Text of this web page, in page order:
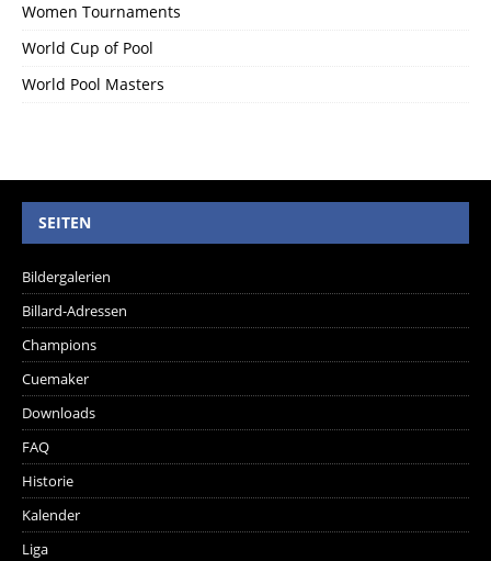
Women Tournaments
World Cup of Pool
World Pool Masters
SEITEN
Bildergalerien
Billard-Adressen
Champions
Cuemaker
Downloads
FAQ
Historie
Kalender
Liga